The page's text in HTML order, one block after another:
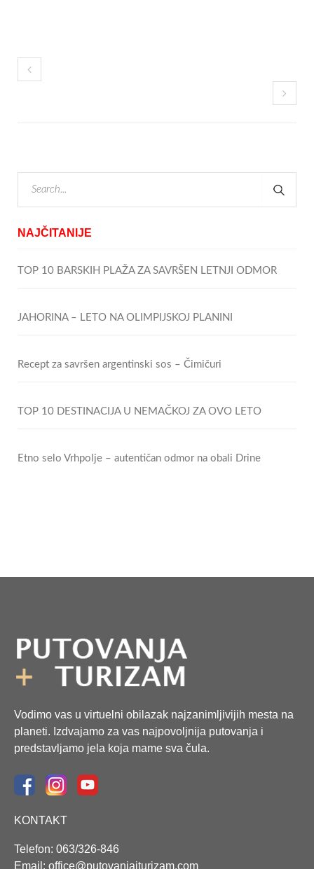
NAJČITANIJE
TOP 10 BARSKIH PLAŽA ZA SAVRŠEN LETNJI ODMOR
JAHORINA – LETO NA OLIMPIJSKOJ PLANINI
Recept za savršen argentinski sos – Čimičuri
TOP 10 DESTINACIJA U NEMAČKOJ ZA OVO LETO
Etno selo Vrhpolje – autentičan odmor na obali Drine
Vodimo vas u virtuelni obilazak najzanimljivijih mesta na
planeti. Izdvajamo za vas najpovoljnija putovanja i
predstavljamo jela koja mame sva čula.
KONTAKT
Telefon: 063/326-846
Email: office@putovanjaiturizam.com